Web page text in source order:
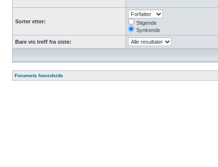
Sorter etter:
Stigende
Synkende
Bare vis treff fra siste:
Forumets hovedside